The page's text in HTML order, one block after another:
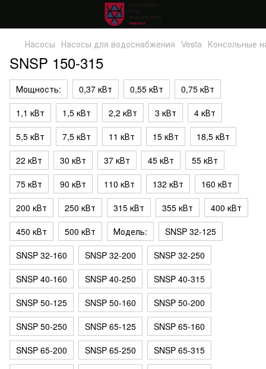
Насосы Насосы для водоснабжения Vesta Консольные
SNSP 150-315
Мощность: 0,37 кВт 0,55 кВт
0,75 кВт
1,1 кВт
1,5 кВт 2,2 кВт 3 кВт
4 кВт
5,5 кВт
7,5 кВт 11 кВт 15 кВт
18,5 кВт
22 кВт
30 кВт 37 кВт 45 кВт
55 кВт
75 кВт
90 кВт 110 кВт 132 кВт
160 кВт
200 кВт
250 кВт 315 кВт 355 кВт
400 кВт
450 кВт
500 кВт Модель:
SNSP 32-125
SNSP 32-160
SNSP 32-200
SNSP 32-250
SNSP 40-160
SNSP 40-250
SNSP 40-315
SNSP 50-125
SNSP 50-160
SNSP 50-200
SNSP 50-250
SNSP 65-125
SNSP 65-160
SNSP 65-200
SNSP 65-250
SNSP 65-315